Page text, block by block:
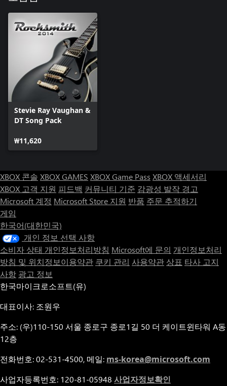
Stevie Ray Vaughan &
DT Song Pack
₩11,620
XBOX 콘솔 XBOX GAMES XBOX Game Pass XBOX 액세서리
XBOX 고객 지원 피드백 커뮤니티 기준 감광성 발작 경고
Microsoft 계정 Microsoft Store 지원 반품 주문 추적하기
게임
한국어(대한민국)
개인 정보 선택 사항
소비자 상태 개인정보처리방침 Microsoft에 문의 개인정보처리
방침 및 위치정보이용약관 쿠키 관리 사용약관 상표 타사 고지
사항 광고 정보
한국마이크로소프트(유)
대표이사: 조원우
주소: (우)110-150 서울 종로구 종로1길 50 더 케이트윈타워 A동
12층
전화번호: 02-531-4500, 메일: ms-korea@microsoft.com
사업자등록번호: 120-81-05948 사업자정보확인